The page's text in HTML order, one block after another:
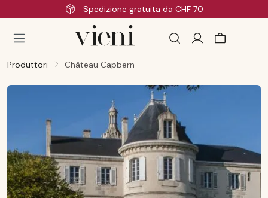
Passa al contenuto principaleSpedizione gratuita da CHF 70
Produttori Château Capbern